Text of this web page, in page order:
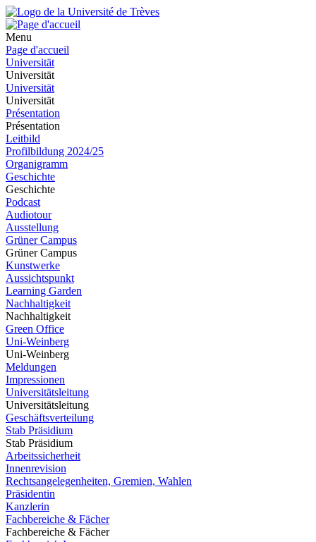
Menu
Page d'accueil
Universität
Universität
Universität
Universität
Présentation
Présentation
Leitbild
Profilbildung 2024/25
Organigramm
Geschichte
Geschichte
Podcast
Audiotour
Ausstellung
Grüner Campus
Grüner Campus
Kunstwerke
Aussichtspunkt
Learning Garden
Nachhaltigkeit
Nachhaltigkeit
Green Office
Uni-Weinberg
Uni-Weinberg
Meldungen
Impressionen
Universitätsleitung
Universitätsleitung
Geschäftsverteilung
Stab Präsidium
Stab Präsidium
Arbeitssicherheit
Innenrevision
Rechtsangelegenheiten, Gremien, Wahlen
Präsidentin
Kanzlerin
Fachbereiche & Fächer
Fachbereiche & Fächer